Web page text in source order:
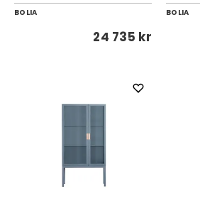
BOLIA
24 735 kr
BOLIA